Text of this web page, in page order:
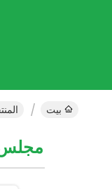
بيت
مجلس